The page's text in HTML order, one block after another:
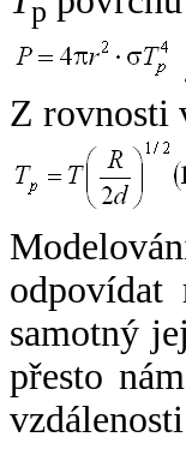
p
Z rovnosti
samotný
přesto